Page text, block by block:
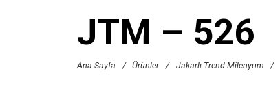
JTM – 526
Ana Sayfa / Ürünler / Jakarlı Trend Milenyum /